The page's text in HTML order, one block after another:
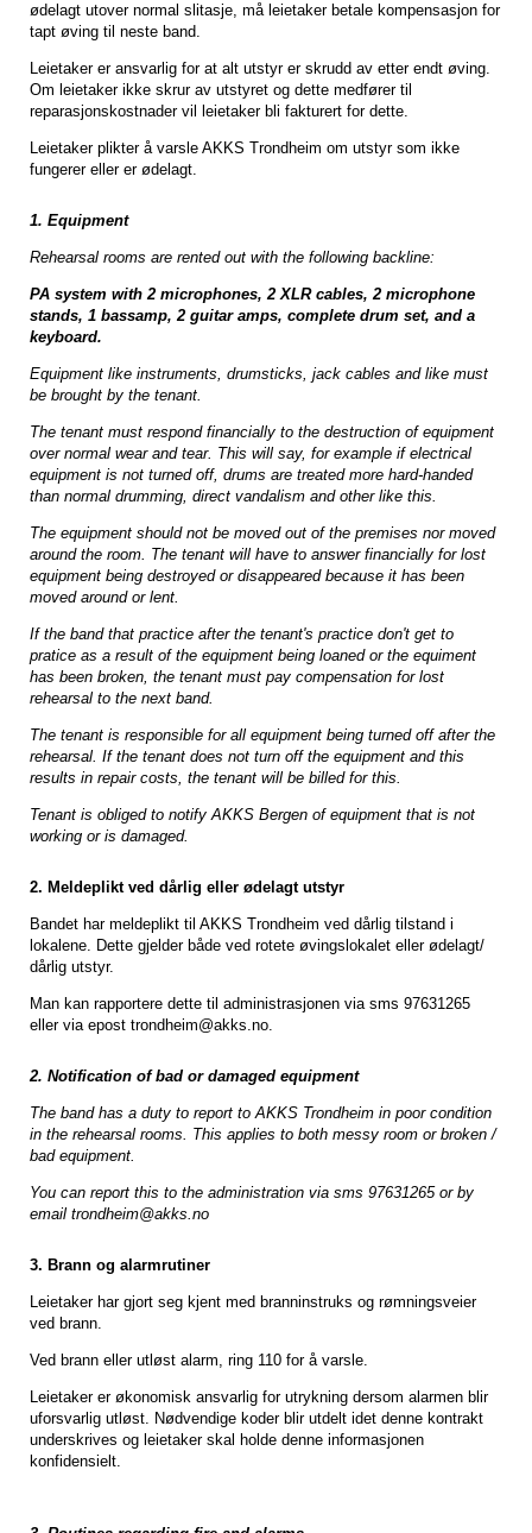
ødelagt utover normal slitasje, må leietaker betale kompensasjon for
tapt øving til neste band.
Leietaker er ansvarlig for at alt utstyr er skrudd av etter endt øving.
Om leietaker ikke skrur av utstyret og dette medfører til
reparasjonskostnader vil leietaker bli fakturert for dette.
Leietaker plikter å varsle AKKS Trondheim om utstyr som ikke
fungerer eller er ødelagt.
1. Equipment
Rehearsal rooms are rented out with the following backline:
PA system with 2 microphones, 2 XLR cables, 2 microphone
stands, 1 bassamp, 2 guitar amps, complete drum set, and a
keyboard.
Equipment like instruments, drumsticks, jack cables and like must
be brought by the tenant.
The tenant must respond financially to the destruction of equipment
over normal wear and tear. This will say, for example if electrical
equipment is not turned off, drums are treated more hard-handed
than normal drumming, direct vandalism and other like this.
The equipment should not be moved out of the premises nor moved
around the room. The tenant will have to answer financially for lost
equipment being destroyed or disappeared because it has been
moved around or lent.
If the band that practice after the tenant's practice don't get to
pratice as a result of the equipment being loaned or the equiment
has been broken, the tenant must pay compensation for lost
rehearsal to the next band.
The tenant is responsible for all equipment being turned off after the
rehearsal. If the tenant does not turn off the equipment and this
results in repair costs, the tenant will be billed for this.
Tenant is obliged to notify AKKS Bergen of equipment that is not
working or is damaged.
2. Meldeplikt ved dårlig eller ødelagt utstyr
Bandet har meldeplikt til AKKS Trondheim ved dårlig tilstand i
lokalene. Dette gjelder både ved rotete øvingslokalet eller ødelagt/
dårlig utstyr.
Man kan rapportere dette til administrasjonen via sms 97631265
eller via epost trondheim@akks.no.
2. Notification of bad or damaged equipment
The band has a duty to report to AKKS Trondheim in poor condition
in the rehearsal rooms. This applies to both messy room or broken /
bad equipment.
You can report this to the administration via sms 97631265 or by
email trondheim@akks.no
3. Brann og alarmrutiner
Leietaker har gjort seg kjent med branninstruks og rømningsveier
ved brann.
Ved brann eller utløst alarm, ring 110 for å varsle.
Leietaker er økonomisk ansvarlig for utrykning dersom alarmen blir
uforsvarlig utløst. Nødvendige koder blir utdelt idet denne kontrakt
underskrives og leietaker skal holde denne informasjonen
konfidensielt.